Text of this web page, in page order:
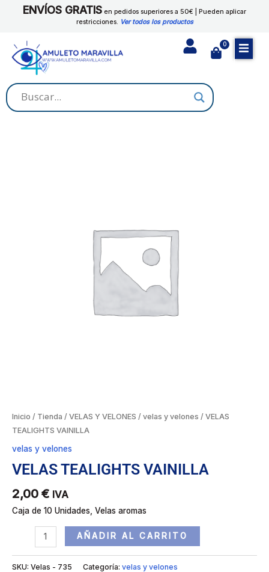
ENVÍOS GRATIS en pedidos superiores a 50€ | Pueden aplicar
restricciones. Ver todos los productos
0
Cart
Inicio / Tienda / VELAS Y VELONES / velas y velones / VELAS
TEALIGHTS VAINILLA
velas y velones
VELAS TEALIGHTS VAINILLA
2,00 € IVA
Caja de 10 Unidades, Velas aromas
AÑADIR AL CARRITO
SKU: Velas - 735 Categoría: velas y velones
cantidad